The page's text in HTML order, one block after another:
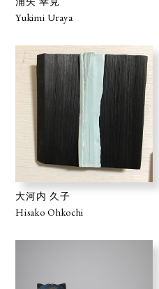
Yukimi Uraya
大河内 久子
Hisako Ohkochi